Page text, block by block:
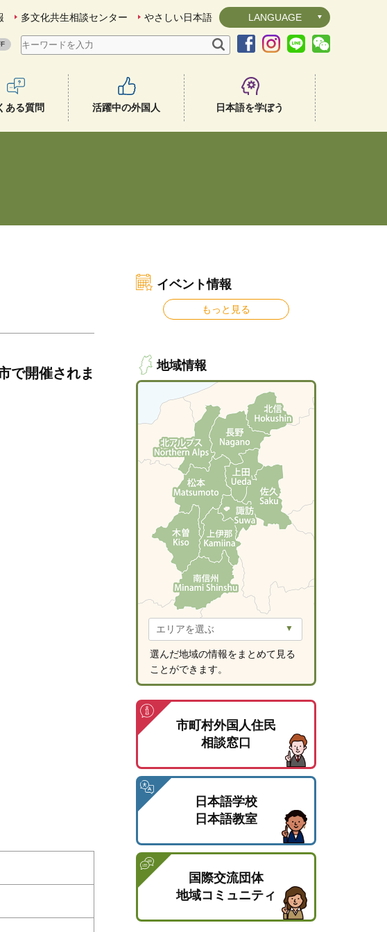
多文化共生相談センター やさしい日本語 LANGUAGE
ある質問 活躍中の外国人 日本語を学ぼう
で開催されま
イベント情報
もっと見る
地域情報
選んだ地域の情報をまとめて見る
ことができます。
市町村外国人住民
相談窓口
日本語学校
日本語教室
国際交流団体
地域コミュニティ